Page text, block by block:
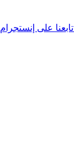
تابعنا على إنستجرام